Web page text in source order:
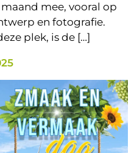
mee, vooral op
en fotografie.
plek, is de […]